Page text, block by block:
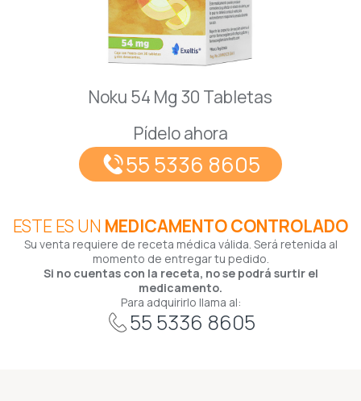
Noku 54 Mg 30 Tabletas
Pídelo ahora
55 5336 8605
ESTE ES UN MEDICAMENTO CONTROLADO
Su venta requiere de receta médica válida. Será retenida al
momento de entregar tu pedido.
Si no cuentas con la receta, no se podrá surtir el
medicamento.
Para adquirirlo llama al:
55 5336 8605